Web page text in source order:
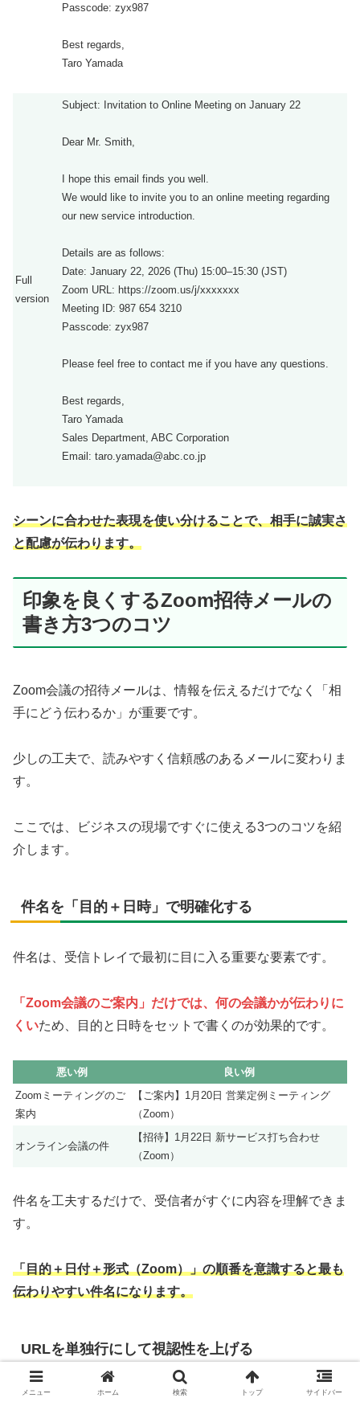
Passcode: zyx987
Best regards,
Taro Yamada
Full
version
Subject: Invitation to Online Meeting on January 22
Dear Mr. Smith,
I hope this email finds you well.
We would like to invite you to an online meeting regarding
our new service introduction.
Details are as follows:
Date: January 22, 2026 (Thu) 15:00–15:30 (JST)
Zoom URL: https://zoom.us/j/xxxxxxx
Meeting ID: 987 654 3210
Passcode: zyx987
Please feel free to contact me if you have any questions.
Best regards,
Taro Yamada
Sales Department, ABC Corporation
Email: taro.yamada@abc.co.jp
シーンに合わせた表現を使い分けることで、相手に誠実さ
と配慮が伝わります。
印象を良くするZoom招待メールの
書き方3つのコツ
Zoom会議の招待メールは、情報を伝えるだけでなく「相
手にどう伝わるか」が重要です。
少しの工夫で、読みやすく信頼感のあるメールに変わりま
す。
ここでは、ビジネスの現場ですぐに使える3つのコツを紹
介します。
件名を「目的＋日時」で明確化する
件名は、受信トレイで最初に目に入る重要な要素です。
「Zoom会議のご案内」だけでは、何の会議かが伝わりに
くいため、目的と日時をセットで書くのが効果的です。
悪い例
良い例
Zoomミーティングのご
案内
【ご案内】1月20日 営業定例ミーティング
（Zoom）
オンライン会議の件
【招待】1月22日 新サービス打ち合わせ
（Zoom）
件名を工夫するだけで、受信者がすぐに内容を理解できま
す。
「目的＋日付＋形式（Zoom）」の順番を意識すると最も
伝わりやすい件名になります。
URLを単独行にして視認性を上げる
メニュー ホーム 検索 トップ サイドバー